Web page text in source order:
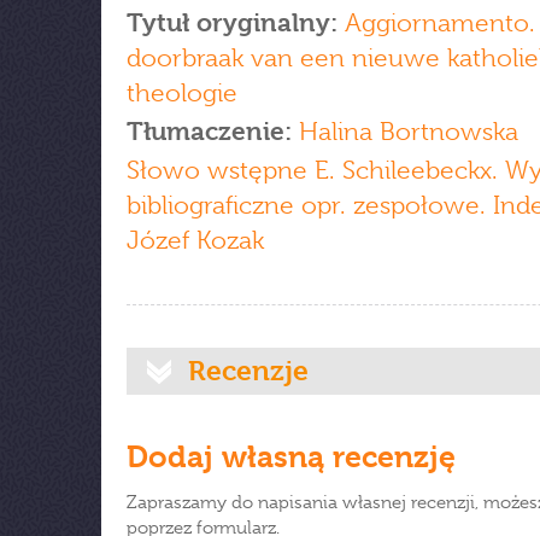
Tytuł oryginalny: Aggiornamento.
doorbraak van een nieuwe
theologie
Tłumaczenie: Halina Bortnowska
Słowo wstępne E. Schileebeckx.
bibliograficzne opr. zespołowe.
Józef Kozak
Recenzje
Dodaj własną recenzję
Zapraszamy do napisania własnej recenzji,
poprzez formularz.